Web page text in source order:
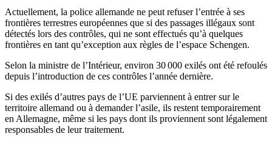
Actuellement, la police allemande ne peut refuser l’entrée à ses
frontières terrestres européennes que si des passages illégaux sont
détectés lors des contrôles, qui ne sont effectués qu’à quelques
frontières en tant qu’exception aux règles de l’espace Schengen.
Selon la ministre de l’Intérieur, environ 30 000 exilés ont été refoulés
depuis l’introduction de ces contrôles l’année dernière.
Si des exilés d’autres pays de l’UE parviennent à entrer sur le
territoire allemand ou à demander l’asile, ils restent temporairement
en Allemagne, même si les pays dont ils proviennent sont légalement
responsables de leur traitement.